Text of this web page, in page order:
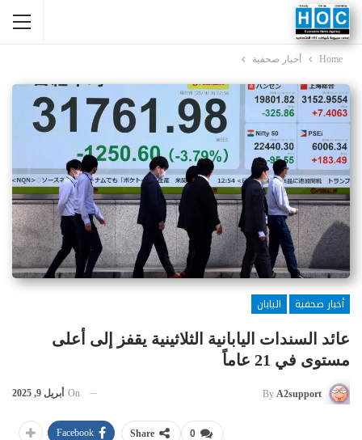
Home أخبار صحفية
أخبار صحفية
اليابان
عائد السندات اليابانية الثلاثينية يقفز إلى أعلى
مستوى في 21 عاماً
By A2support
On أبريل 9, 2025
0
Share
Facebook